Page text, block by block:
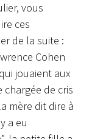
vous
ces
de la suite :
Cohen
jouaient aux
de cris
mère dit dire à
a eu